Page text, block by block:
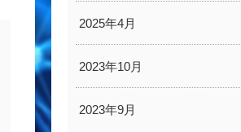
2025年4月
2023年10月
2023年9月